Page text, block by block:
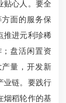
心人。要全
面的服务保
推进元利珍稀
盘活闲置资
量，开发新
业链。要践行
烟稻轮作的基